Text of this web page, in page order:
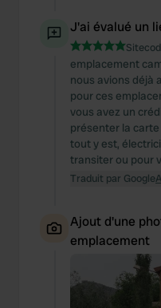
J'ai évalué un
emplacement
nous avions déjà
pour ces
vous avez un
présenter la
tout y est,
transiter ou pour
Traduit par Google
Ajout d'une
emplacement